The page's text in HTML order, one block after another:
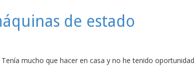
de estado
mucho que hacer en casa y no he tenido